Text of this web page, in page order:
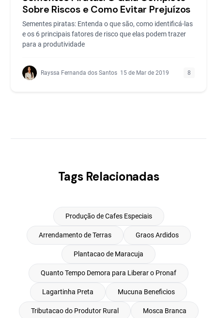
Sobre Riscos e Como Evitar Prejuízos
Sementes piratas: Entenda o que são, como identificá-las
e os 6 principais fatores de risco que elas podem trazer
para a produtividade
Rayssa Fernanda dos Santos 15 de Mar de 2019 8
Tags Relacionadas
Produção de Cafes Especiais
Arrendamento de Terras Graos Ardidos
Plantacao de Maracuja
Quanto Tempo Demora para Liberar o Pronaf
Lagartinha Preta Mucuna Beneficios
Tributacao do Produtor Rural Mosca Branca